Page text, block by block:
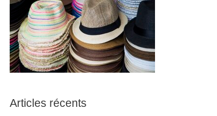
Articles récents